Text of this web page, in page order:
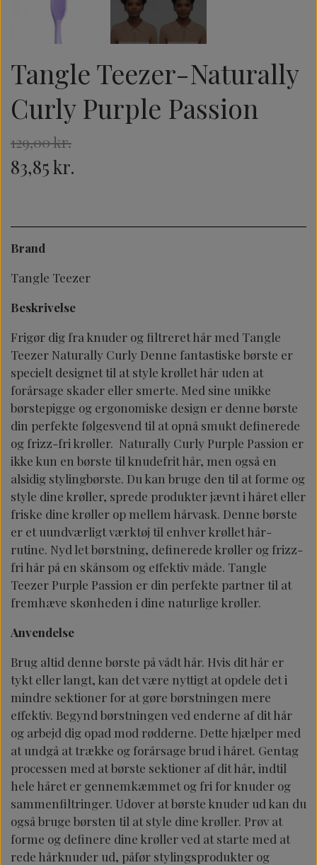
Tangle Teezer-Naturally
Curly Purple Passion
129,00 kr.
83,85 kr.
Brand
Tangle Teezer
Beskrivelse
Frigør dig fra knuder og filtreret hår med Tangle
Teezer Naturally Curly Denne fantastiske børste er
specielt designet til at style krøllet hår uden at
forårsage skader eller smerte. Med sine unikke
børstepigge og ergonomiske design er denne børste
din perfekte følgesvend til at opnå smukt definerede
og frizz-fri krøller. Naturally Curly Purple Passion er
ikke kun en børste til knudefrit hår, men også en
alsidig stylingbørste. Du kan bruge den til at forme og
style dine krøller, sprede produkter jævnt i håret eller
friske dine krøller op mellem hårvask. Denne børste
er et uundværligt værktøj til enhver krøllet hår-
rutine. Nyd let børstning, definerede krøller og frizz-
fri hår på en skånsom og effektiv måde. Tangle
Teezer Purple Passion er din perfekte partner til at
fremhæve skønheden i dine naturlige krøller.
Anvendelse
Brug altid denne børste på vådt hår. Hvis dit hår er
tykt eller langt, kan det være nyttigt at opdele det i
mindre sektioner for at gøre børstningen mere
effektiv. Begynd børstningen ved enderne af dit hår
og arbejd dig opad mod rødderne. Dette hjælper med
at undgå at trække og forårsage brud i håret. Gentag
processen med at børste sektioner af dit hår, indtil
hele håret er gennemkæmmet og fri for knuder og
sammenfiltringer. Udover at børste knuder ud kan du
også bruge børsten til at style dine krøller. Prøv at
forme og definere dine krøller ved at starte med at
rede hårknuder ud, påfør stylingsprodukter og